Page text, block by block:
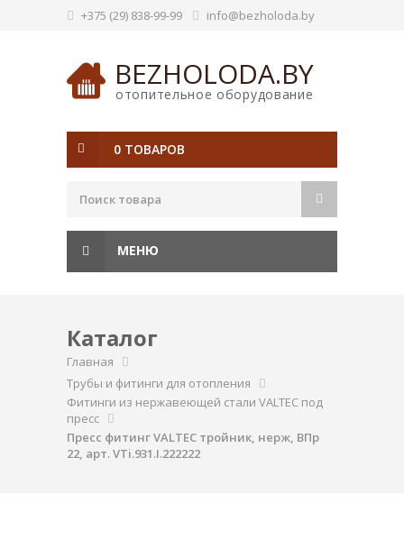
+375 (29) 838-99-99 info@bezholoda.by
BEZHOLODA.BY
отопительное оборудование
0 ТОВАРОВ
МЕНЮ
Каталог
Главная
Трубы и фитинги для отопления
Фитинги из нержавеющей стали VALTEC под
пресс
Пресс фитинг VALTEC тройник, нерж, ВПр
22, арт. VTi.931.I.222222